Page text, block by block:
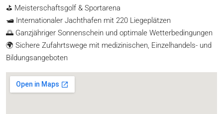
⛳ Meisterschaftsgolf & Sportarena
🛥️ Internationaler Jachthafen mit 220 Liegeplätzen
🌅 Ganzjähriger Sonnenschein und optimale Wetterbedingungen
🌍 Sichere Zufahrtswege mit medizinischen, Einzelhandels- und
Bildungsangeboten